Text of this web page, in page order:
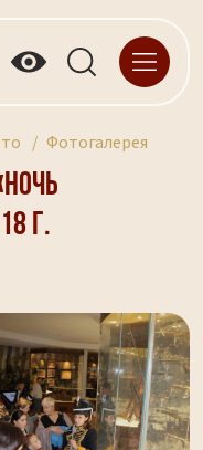
Фотогалерея
г.